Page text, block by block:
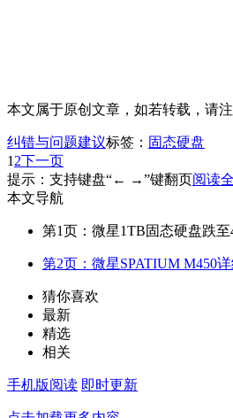
本文属于原创文章，如若转载，请注
纠错与问题建议标签： 固态硬盘
1 2下一页
提示：支持键盘“← →”键翻页阅读
本文导航
第1页：微星1TB固态硬盘跌至
第2页：微星SPATIUM M450
猜你喜欢
最新
精选
相关
手机版阅读 即时更新